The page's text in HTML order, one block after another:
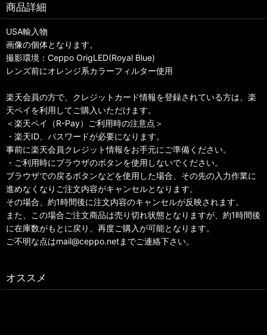
商品詳細
USA輸入物
画像の個体となります。
撮影環境：Ceppo OrigLED(Royal Blue)
レンズ前にオレンジ系カラーフィルター使用
楽天会員の方で、クレジットカード情報を登録されている方は、楽
天ペイを利用してご購入いただけます。
＜楽天ペイ（R-Pay）ご利用時の注意点＞
・楽天ID、パスワードが必要になります。
事前に楽天会員クレジット情報をお手元にご準備ください。
・ご利用時にブラウザのボタンを使用しないでください。
ブラウザでの戻るボタンなどを使用した場合、その先の入力作業に
進めなくなりご注文内容がキャンセルとなります。
その場合、約1時間後に注文内容のキャンセルが反映されます。
また、この場合ご注文商品は売り切れ状態となりますが、約1時間後
に在庫数がもとに戻り、再度ご購入が可能となります。
ご不明な点はmail@ceppo.netまでご連絡下さい。
オススメ